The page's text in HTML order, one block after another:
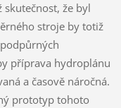
že byl
stroje by totiž
příprava hydroplánu
a časově náročná.
prototyp tohoto